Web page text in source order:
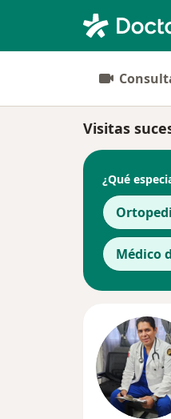
Visitas
¿Qué
Médico